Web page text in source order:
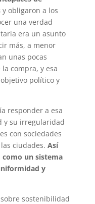
y obligaron a los
una verdad
era un asunto
más, a menor
unas pocas
compra, y esa
político y
responder a esa
y su irregularidad
con sociedades
ciudades. Así
como un sistema
y
sostenibilidad